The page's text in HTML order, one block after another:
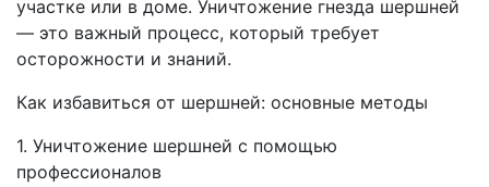
участке или в доме. Уничтожение гнезда шершней
— это важный процесс, который требует
осторожности и знаний.
Как избавиться от шершней: основные методы
1. Уничтожение шершней с помощью
профессионалов